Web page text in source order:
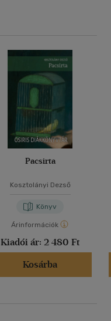
Pacsirta
Kosztolányi Dezső
Könyv
Árinformációk
Kiadói ár: 2 480 Ft
Kosárba